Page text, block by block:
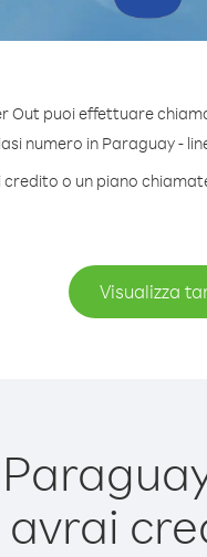
Out puoi effettuare
numero in Paraguay -
o un piano
Visualizza